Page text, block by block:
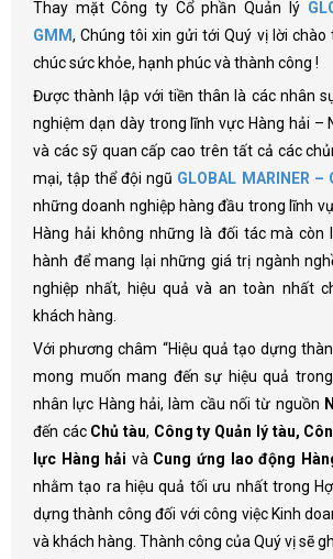
Thay mặt Công ty Cổ phần Quản lý
GMM, Chúng tôi xin gửi tới Quý vị lời
chúc sức khỏe, hạnh phúc và thành công !
Được thành lập với tiền thân là các nhân
nghiệm dạn dày trong lĩnh vực Hàng hải –
và các sỹ quan cấp cao trên tất cả các
mại, tập thể đội ngũ GLOBAL MARINER –
những doanh nghiệp hàng đầu trong lĩnh
Hàng hải không những là đối tác mà còn
hành để mang lại những giá trị ngành
nghiệp nhất, hiệu quả và an toàn nhất
khách hàng.
Với phương châm “Hiệu quả tạo dựng
mong muốn mang đến sự hiệu quả
nhân lực Hàng hải, làm cầu nối từ nguồn
đến các Chủ tàu, Công ty Quản lý tàu,
lực Hàng hải và Cung ứng lao động
nhằm tạo ra hiệu quả tối ưu nhất trong
dựng thành công đối với công việc Kinh
và khách hàng. Thành công của Quý vị sẽ